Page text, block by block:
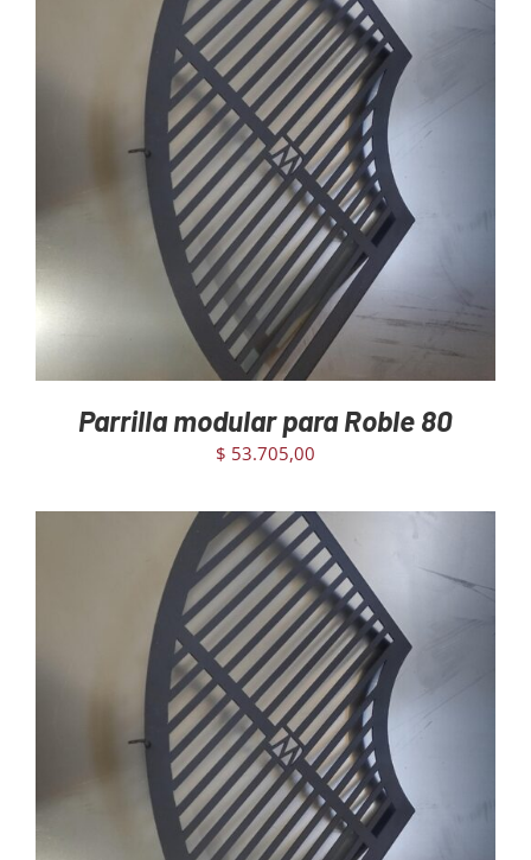
AGREGAR AL CARRITO / DETAILS
Parrilla modular para Roble 80
$ 53.705,00
AGREGAR AL CARRITO / DETAILS